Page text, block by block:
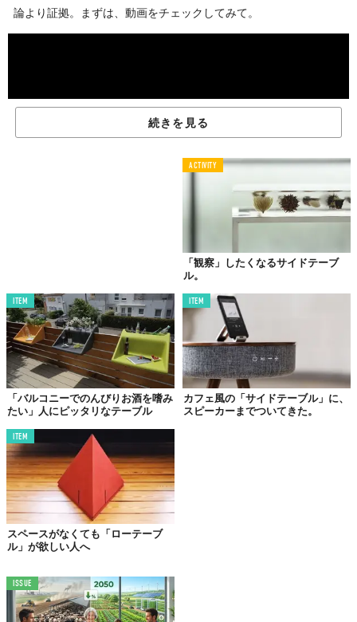
論より証拠。まずは、動画をチェックしてみて。
でも、伸ばすと不格好になるっていうのがお決まりのパターン。
でも、『Friction Table』と名づけられたこいつなら、そこらへん
の心配もなし。じゃばら状に開くデザインは、限りなくシンプル
で美しい。
昨年、イギリス最大の現代アートフェア「フリーズ・ロンドン」
にて初お目見えしたこのテーブル。個人的には、かなり発売日が
気になっている。
続きを見る
ACTIVITY
「観察」したくなるサイドテーブ
ル。
ITEM
「バルコニーでのんびりお酒を嗜み
たい」人にピッタリなテーブル
ITEM
カフェ風の「サイドテーブル」に、
スピーカーまでついてきた。
ITEM
スペースがなくても「ローテーブ
ル」が欲しい人へ
ISSUE